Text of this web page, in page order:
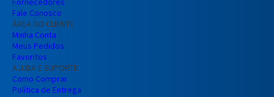
Fale Conosco
ÁREA DO CLIENTE
Minha Conta
Meus Pedidos
Favoritos
AJUDA E SUPORTE
Como Comprar
Política de Entrega